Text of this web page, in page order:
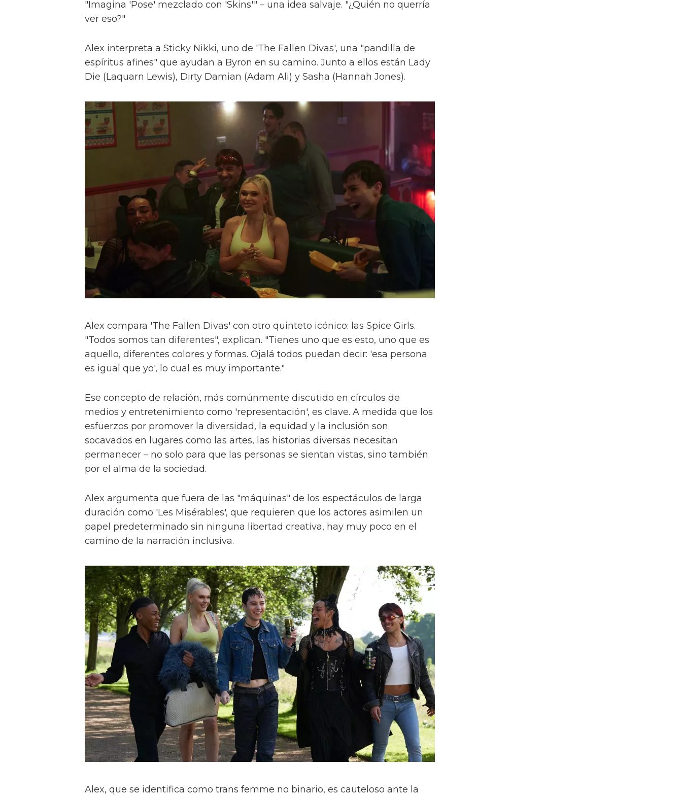
"Imagina 'Pose' mezclado con 'Skins'" – una idea salvaje. "¿Quién no querría
ver eso?"
Alex interpreta a Sticky Nikki, uno de 'The Fallen Divas', una "pandilla de
espíritus afines" que ayudan a Byron en su camino. Junto a ellos están Lady
Die (Laquarn Lewis), Dirty Damian (Adam Ali) y Sasha (Hannah Jones).
Alex compara 'The Fallen Divas' con otro quinteto icónico: las Spice Girls.
"Todos somos tan diferentes", explican. "Tienes uno que es esto, uno que es
aquello, diferentes colores y formas. Ojalá todos puedan decir: 'esa persona
es igual que yo', lo cual es muy importante."
Ese concepto de relación, más comúnmente discutido en círculos de
medios y entretenimiento como 'representación', es clave. A medida que los
esfuerzos por promover la diversidad, la equidad y la inclusión son
socavados en lugares como las artes, las historias diversas necesitan
permanecer – no solo para que las personas se sientan vistas, sino también
por el alma de la sociedad.
Alex argumenta que fuera de las "máquinas" de los espectáculos de larga
duración como 'Les Misérables', que requieren que los actores asimilen un
papel predeterminado sin ninguna libertad creativa, hay muy poco en el
camino de la narración inclusiva.
Alex, que se identifica como trans femme no binario, es cauteloso ante la